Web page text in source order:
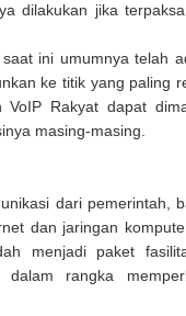
dilakukan jika
ini umumnya telah
ke titik yang paling
Rakyat dapat
masing-masing.
dari pemerintah,
dan jaringan
menjadi paket
rangka